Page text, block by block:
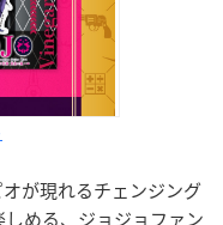
が現れるチェンジング
める、ジョジョファン